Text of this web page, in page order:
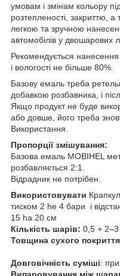
умовам і змінам кольору
розтепленості, закриттю,
легкою та зручною
автомобілів у двошарових
Рекомендується
і вологості не більше 80%.
Базову емаль треба
добавкою розбавника, і
Якщо продукт не буде
або довше, його треба
Використання.
Пропорції змішування:
Базова емаль MOBIHEL
розбавляється 2:1.
Відрадник не потрібен.
Використовувати
тиском 2 he 4 бари і
15 ha 20 см
Кількість шарів: 0,5 +
Товщина сухого
Довговічність суміші:
Випаровування між